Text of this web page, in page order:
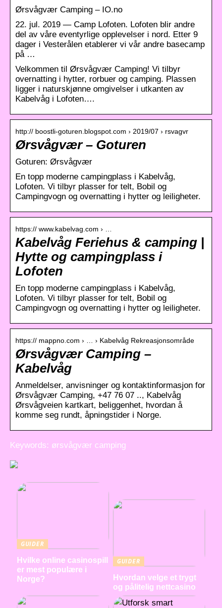
Ørsvågvær Camping – IO.no
22. jul. 2019 — Camp Lofoten. Lofoten blir andre
del av våre eventyrlige opplevelser i nord. Etter 9
dager i Vesterålen etablerer vi vår andre basecamp
på …
Velkommen til Ørsvågvær Camping! Vi tilbyr
overnatting i hytter, rorbuer og camping. Plassen
ligger i naturskjønne omgivelser i utkanten av
Kabelvåg i Lofoten….
http:// boostli-goturen.blogspot.com › 2019/07 › rsvagvr
Ørsvågvær – Goturen
Goturen: Ørsvågvær
En topp moderne campingplass i Kabelvåg,
Lofoten. Vi tilbyr plasser for telt, Bobil og
Campingvogn og overnatting i hytter og leiligheter.
https:// www.kabelvag.com › …
Kabelvåg Feriehus & camping |
Hytte og campingplass i
Lofoten
En topp moderne campingplass i Kabelvåg,
Lofoten. Vi tilbyr plasser for telt, Bobil og
Campingvogn og overnatting i hytter og leiligheter.
https:// mappno.com › … › Kabelvåg Rekreasjonsområde
Ørsvågvær Camping –
Kabelvåg
Anmeldelser, anvisninger og kontaktinformasjon for
Ørsvågvær Camping, +47 76 07 .., Kabelvåg
Ørsvågveien kartkart, beliggenhet, hvordan å
komme seg rundt, åpningstider i Norge.
Keywords: ørsvågvær camping
GUIDER
Hvilke online casinospill
er mest populære i
Norge?
GUIDER
Hvordan velge et trygt
og pålitelig nettcasino